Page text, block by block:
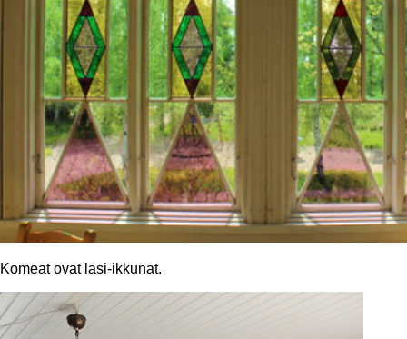
Komeat ovat lasi-ikkunat.